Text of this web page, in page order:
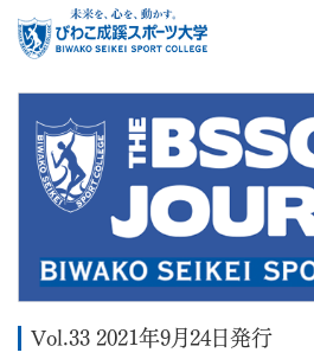
Vol.33 2021年9月24日発行